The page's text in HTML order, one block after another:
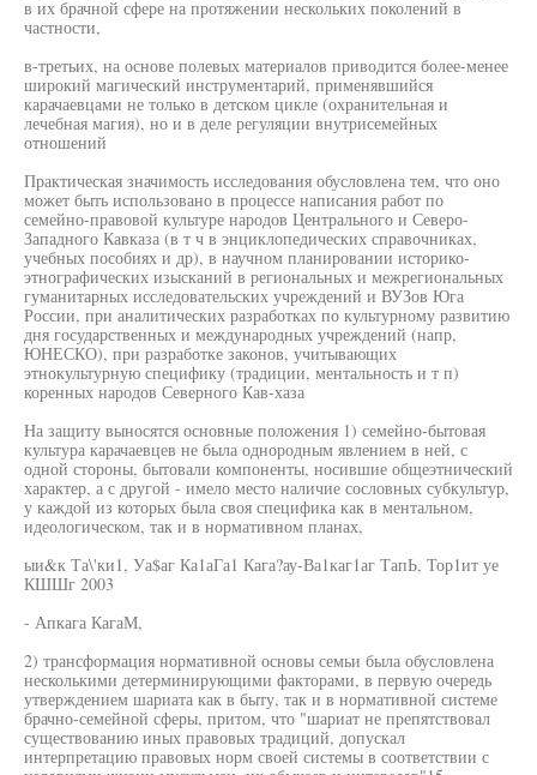
в их брачной сфере на протяжении нескольких поколений в
частности,
в-третьих, на основе полевых материалов приводится более-менее
широкий магический инструментарий, применявшийся
карачаевцами не только в детском цикле (охранительная и
лечебная магия), но и в деле регуляции внутрисемейных
отношений
Практическая значимость исследования обусловлена тем, что оно
может быть использовано в процессе написания работ по
семейно-правовой культуре народов Центрального и Северо-
Западного Кавказа (в т ч в энциклопедических справочниках,
учебных пособиях и др), в научном планировании историко-
этнографических изысканий в региональных и межрегиональных
гуманитарных исследовательских учреждений и ВУЗов Юга
России, при аналитических разработках по культурному развитию
дня государственных и международных учреждений (напр,
ЮНЕСКО), при разработке законов, учитывающих
этнокультурную специфику (традиции, ментальность и т п)
коренных народов Северного Кав-хаза
На защиту выносятся основные положения 1) семейно-бытовая
культура карачаевцев не была однородным явлением в ней, с
одной стороны, бытовали компоненты, носившие общеэтнический
характер, а с другой - имело место наличие сословных субкультур,
у каждой из которых была своя специфика как в ментальном,
идеологическом, так и в нормативном планах,
ыи&к Та\'ки1, Уа$аг Ка1аГа1 Кага?ау-Ва1каг1аг ТапЬ, Тор1ит уе
КШШг 2003
- Апкага КагаМ,
2) трансформация нормативной основы семьи была обусловлена
несколькими детерминирующими факторами, в первую очередь
утверждением шариата как в быту, так и в нормативной системе
брачно-семейной сферы, притом, что "шариат не препятствовал
существованию иных правовых традиций, допускал
интерпретацию правовых норм своей системы в соответствии с